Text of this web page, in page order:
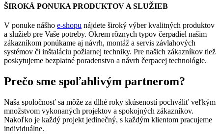
ŠIROKÁ PONUKA PRODUKTOV A SLUŽIEB
V ponuke nášho e-shopu nájdete široký výber kvalitných produktov
a služieb pre Vaše potreby. Okrem rôznych typov čerpadiel našim
zákazníkom ponúkame aj návrh, montáž a servis závlahových
systémov či inštaláciu požiarnej techniky. Pre našich zákazníkov tiež
poskytujeme bezplatné poradenstvo a návrh čerpacej technológie.
Prečo sme spoľahlivým partnerom?
Naša spoločnosť sa môže za dlhé roky skúseností pochváliť veľkým
množstvom vykonaných projektov a spokojných zákazníkov.
Nakoľko je každý projekt jedinečný, s každým klientom pracujeme
individuálne.